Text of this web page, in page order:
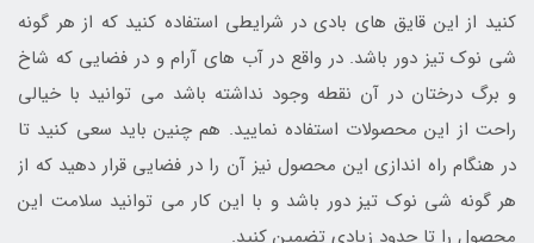
کنید از این قایق های بادی در شرایطی استفاده کنید که از هر گونه
شی نوک تیز دور باشد. در واقع در آب های آرام و در فضایی که شاخ
و برگ درختان در آن نقطه وجود نداشته باشد می توانید با خیالی
راحت از این محصولات استفاده نمایید. هم چنین باید سعی کنید تا
در هنگام راه اندازی این محصول نیز آن را در فضایی قرار دهید که از
هر گونه شی نوک تیز دور باشد و با این کار می توانید سلامت این
محصول را تا حدود زیادی تضمین کنید.